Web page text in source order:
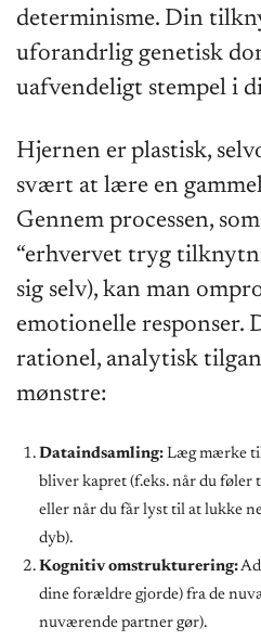
determinisme. Din
uforandrlig genetisk
uafvendeligt stempel i
Hjernen er plastisk,
svært at lære en
Gennem processen,
“erhvervet tryg
sig selv), kan man
emotionelle responser.
rationel, analytisk
mønstre:
Dataindsamling: Læg mærke
bliver kapret (f.eks. når du føler
eller når du får lyst til at lukke
dyb).
Kognitiv omstrukturering:
dine forældre gjorde) fra de
nuværende partner gør).